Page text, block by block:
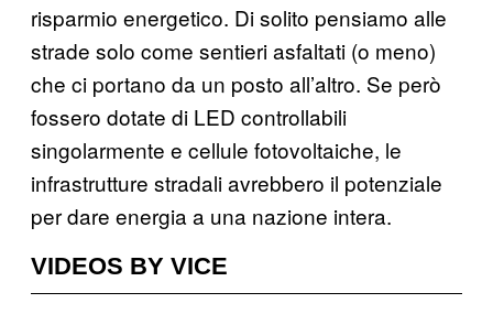
risparmio energetico. Di solito pensiamo alle
strade solo come sentieri asfaltati (o meno)
che ci portano da un posto all’altro. Se però
fossero dotate di LED controllabili
singolarmente e cellule fotovoltaiche, le
infrastrutture stradali avrebbero il potenziale
per dare energia a una nazione intera.
VIDEOS BY VICE